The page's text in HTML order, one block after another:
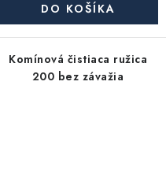
DO KOŠÍKA
Komínová čistiaca ružica
200 bez závažia